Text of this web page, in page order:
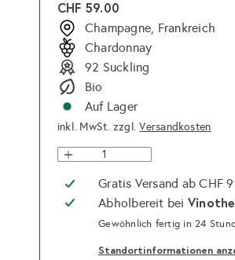
Normaler
Preis
CHF 59.00
Champagne, Frankreich
Chardonnay
92 Suckling
Bio
Auf Lager
inkl. MwSt. zzgl.Versandkosten
Gratis Versand ab CHF
Abholbereit bei
Gewöhnlich fertig in 24
Standortinformationen